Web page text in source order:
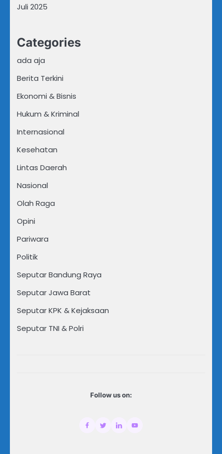
Juli 2025
Categories
ada aja
Berita Terkini
Ekonomi & Bisnis
Hukum & Kriminal
Internasional
Kesehatan
Lintas Daerah
Nasional
Olah Raga
Opini
Pariwara
Politik
Seputar Bandung Raya
Seputar Jawa Barat
Seputar KPK & Kejaksaan
Seputar TNI & Polri
Follow us on: